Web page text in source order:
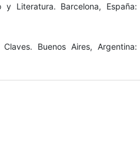
y Literatura. Barcelona, España:
Buenos Aires, Argentina: